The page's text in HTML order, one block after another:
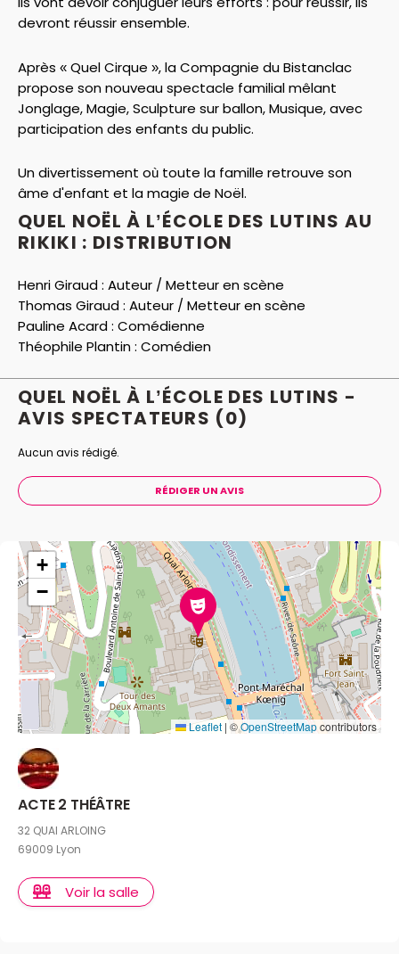
devront réussir ensemble.
Après « Quel Cirque », la Compagnie du Bistanclac
propose son nouveau spectacle familial mêlant
Jonglage, Magie, Sculpture sur ballon, Musique, avec
participation des enfants du public.
Un divertissement où toute la famille retrouve son
âme d'enfant et la magie de Noël.
QUEL NOËL À L’ÉCOLE DES LUTINS AU
RIKIKI : DISTRIBUTION
Henri Giraud : Auteur / Metteur en scène
Thomas Giraud : Auteur / Metteur en scène
Pauline Acard : Comédienne
Théophile Plantin : Comédien
QUEL NOËL À L’ÉCOLE DES LUTINS -
AVIS SPECTATEURS (0)
Aucun avis rédigé.
RÉDIGER UN AVIS
+
−
Leaflet | ©OpenStreetMapcontributors
ACTE 2 THÉÂTRE
32 QUAI ARLOING
69009 Lyon
Voir la salle